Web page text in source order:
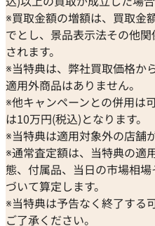
て、この度はご利用いただ
た。お客様のまたのご利用
ます。
おたからやの時計買取査定
時計買取専門査定員
趣味サウナ・温泉
好きな言葉夢なき者に成功なし
好きなブランドロレックス
過去の買取品例 高級時計全般
おたからやでは毎日数千点
在、おたからやは海外にも販
査定が可能になっています
ることで従来よりも高値でお
オメガ
ORIENT
オリエント
ORIS
オリス
Audemars Piguet
オーデマ ピゲ
Vacheron Constantin
ヴァシュロン・コンスタ
Van Cleef & Arpels
ヴァンクリーフ＆アーペル
Versace
ヴェルサーチ
セイコー
CENTURY
センチュリー
ZENITH
ゼニス
ブルガリ
Breguet
ブレゲ
BULOVA
ブローバ
Bell & Ross
ベル＆ロス
BAUME＆MERCIER
ボーム＆メルシエ
BALL Watch
ボール ウォッチ
※買取金額の増額は、買取金
でとし、景品表示法その他
されます。
※当特典は、弊社買取価格か
適用外商品はありません。
※他キャンペーンとの併用は
は10万円(税込)となります。
※当特典は適用対象外の店舗
※通常査定額は、当特典の適
態、付属品、当日の市場相
づいて算定します。
※当特典は予告なく終了する
ご了承ください。